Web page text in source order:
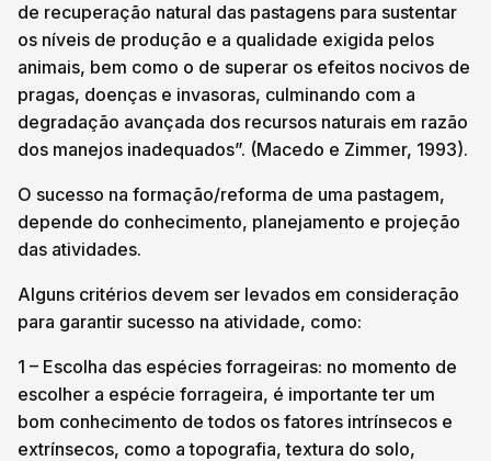
de recuperação natural das pastagens para sustentar
os níveis de produção e a qualidade exigida pelos
animais, bem como o de superar os efeitos nocivos de
pragas, doenças e invasoras, culminando com a
degradação avançada dos recursos naturais em razão
dos manejos inadequados”. (Macedo e Zimmer, 1993).
O sucesso na formação/reforma de uma pastagem,
depende do conhecimento, planejamento e projeção
das atividades.
Alguns critérios devem ser levados em consideração
para garantir sucesso na atividade, como:
1 – Escolha das espécies forrageiras: no momento de
escolher a espécie forrageira, é importante ter um
bom conhecimento de todos os fatores intrínsecos e
extrínsecos, como a topografia, textura do solo,